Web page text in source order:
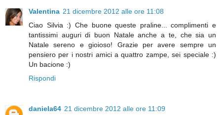
Valentina 21 dicembre 2012 alle ore 11:08
Ciao Silvia :) Che buone queste praline... complimenti e
tantissimi auguri di buon Natale anche a te, che sia un
Natale sereno e gioioso! Grazie per avere sempre un
pensiero per i nostri amici a quattro zampe, sei speciale :)
Un bacione :)
Rispondi
daniela64 21 dicembre 2012 alle ore 11:09